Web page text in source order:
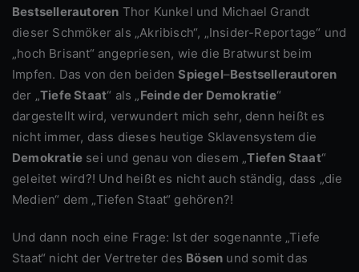
Bestsellerautoren Thor Kunkel und Michael Grandt
dieser Schmöker als „Akribisch“, „Insider-Reportage“ und
„hoch Brisant“ angepriesen, wie die Bratwurst beim
Impfen. Das von den beiden Spiegel–Bestsellerautoren
der „Tiefe Staat“ als „Feinde der Demokratie“
dargestellt wird, verwundert mich sehr, denn heißt es
nicht immer, dass dieses heutige Sklavensystem die
Demokratie sei und genau von diesem „Tiefen Staat“
geleitet wird?! Und heißt es nicht auch ständig, dass „die
Medien“ dem „Tiefen Staat“ gehören?!
Und dann noch eine Frage: Ist der sogenannte „Tiefe
Staat“ nicht der Vertreter des Bösen und somit das